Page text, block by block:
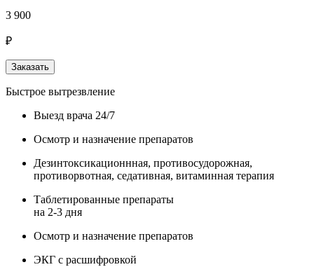
3 900
₽
Заказать
Быстрое вытрезвление
Выезд врача 24/7
Осмотр и назначение препаратов
Дезинтоксикационнная, противосудорожная,
противорвотная, седативная, витаминная терапия
Таблетированные препараты
на 2-3 дня
Осмотр и назначение препаратов
ЭКГ с расшифровкой